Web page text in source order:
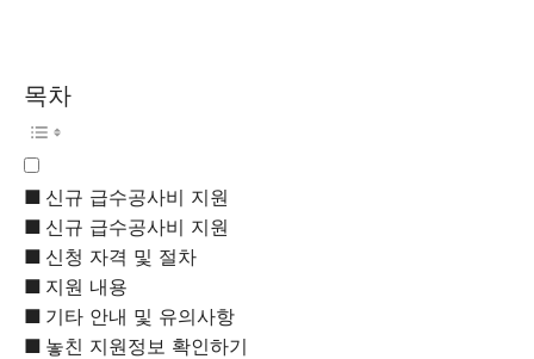
목차
신규 급수공사비 지원
신규 급수공사비 지원
신청 자격 및 절차
지원 내용
기타 안내 및 유의사항
놓친 지원정보 확인하기